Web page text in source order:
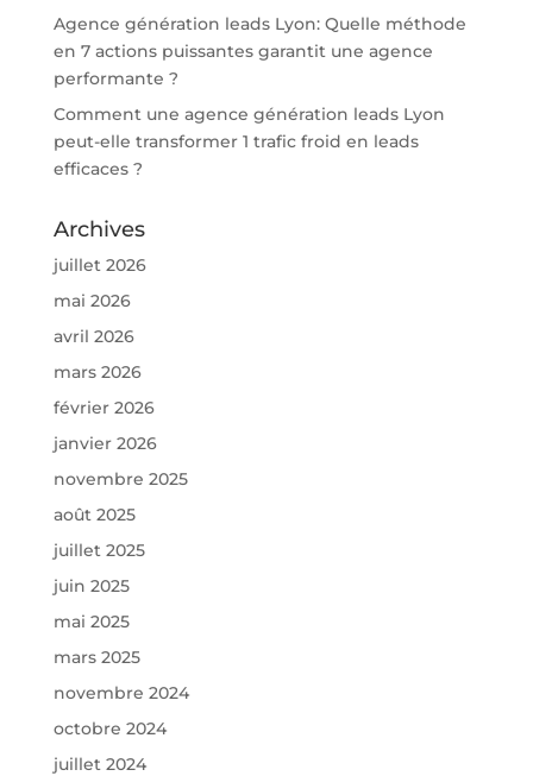
Agence génération leads Lyon: Quelle méthode
en 7 actions puissantes garantit une agence
performante ?
Comment une agence génération leads Lyon
peut-elle transformer 1 trafic froid en leads
efficaces ?
Archives
juillet 2026
mai 2026
avril 2026
mars 2026
février 2026
janvier 2026
novembre 2025
août 2025
juillet 2025
juin 2025
mai 2025
mars 2025
novembre 2024
octobre 2024
juillet 2024